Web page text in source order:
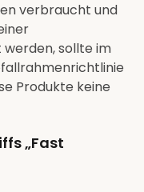
verbraucht und
sollte im
Produkte keine
„Fast